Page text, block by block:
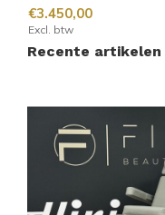
€3.450,00
Excl. btw
Recente artikelen